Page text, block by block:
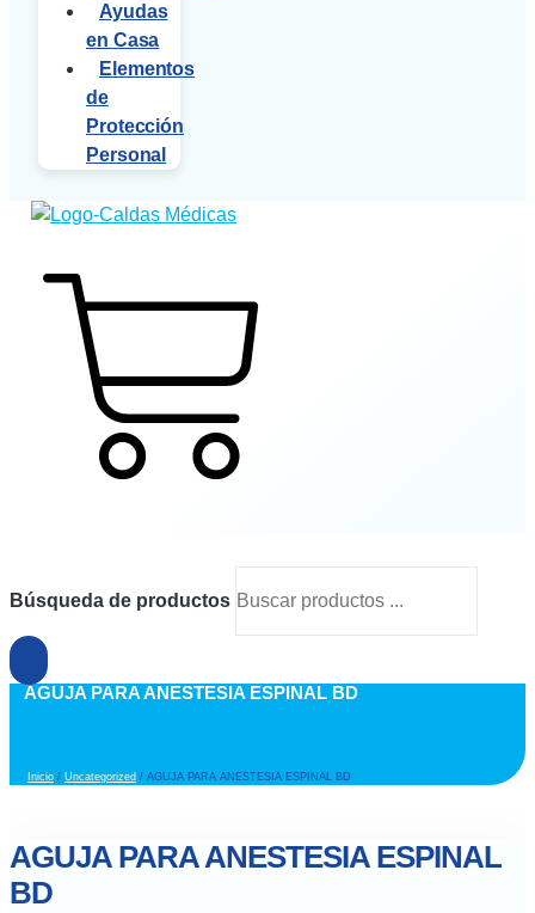
Ayudas
en Casa
Elementos
de
Protección
Personal
Búsqueda de productos
AGUJA PARA ANESTESIA ESPINAL BD
Inicio / Uncategorized / AGUJA PARA ANESTESIA ESPINAL BD
AGUJA PARA ANESTESIA ESPINAL
BD